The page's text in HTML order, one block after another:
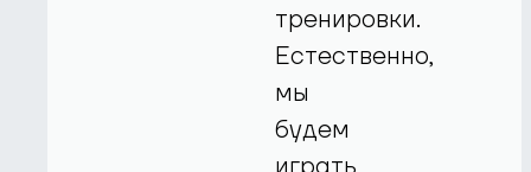
тренировки.
Естественно,
мы
будем